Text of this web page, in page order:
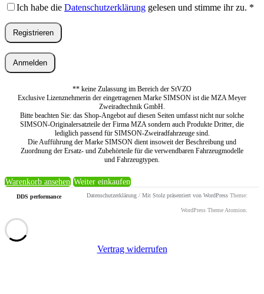
Ich habe die Datenschutzerklärung gelesen und stimme ihr zu. *
Registrieren
Anmelden
** keine Zulassung im Bereich der StVZO
Exclusive Lizenznehmerin der eingetragenen Marke SIMSON ist die MZA Meyer
Zweiradtechnik GmbH.
Bitte beachten Sie: das Shop-Angebot auf diesen Seiten umfasst nicht nur solche
SIMSON-Originalersatzteile der Firma MZA sondern auch Produkte Dritter, die
lediglich passend für SIMSON-Zweiradfahrzeuge sind.
Die Aufführung der Marke SIMSON dient insoweit der Beschreibung und
Zuordnung der Ersatz- und Zubehörteile für die verwendbaren Fahrzeugmodelle
und Fahrzeugtypen.
Warenkorb ansehen Weiter einkaufen
DDS performance Datenschutzerklärung / Mit Stolz präsentiert von WordPress Theme:
WordPress Theme Atomion.
Vertrag widerrufen